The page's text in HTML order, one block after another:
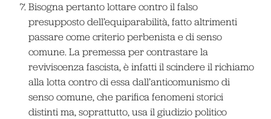
Bisogna pertanto lottare contro il falso
presupposto dell’equiparabilità, fatto altrimenti
passare come criterio perbenista e di senso
comune. La premessa per contrastare la
reviviscenza fascista, è infatti il scindere il richiamo
alla lotta contro di essa dall’anticomunismo di
senso comune, che parifica fenomeni storici
distinti ma, soprattutto, usa il giudizio politico